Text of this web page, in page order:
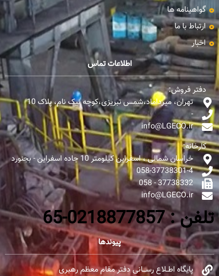
گواهینامه ها
ارتباط با ما
اخبار
اطلاعات تماس
دفتر فروش:
تهران، میرداماد،شمس تبریزی،کوچه نیک نام، پلاک 10
-
info@LGECO.ir
کارخانه:
خراسان شمالی ، اسفراین کیلومتر 10 جاده اسفراین - بجنورد
058-37738301-4
37738332 - 058
info@LGECO.ir
تلفن : 0218877857-65
پیوندها
پایگاه اطــلاع رســـانی دفتر مقام معظم رهبری